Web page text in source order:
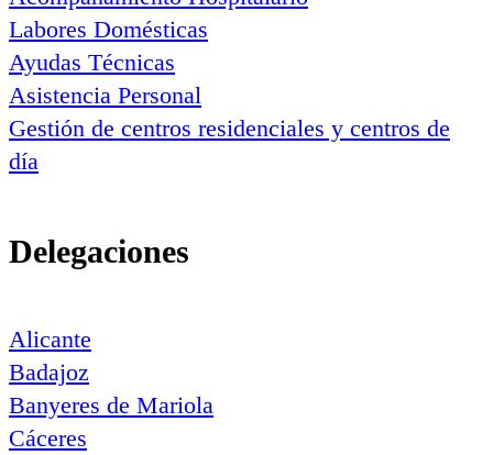
Labores Domésticas
Ayudas Técnicas
Asistencia Personal
Gestión de centros residenciales y centros de
día
Delegaciones
Alicante
Badajoz
Banyeres de Mariola
Cáceres